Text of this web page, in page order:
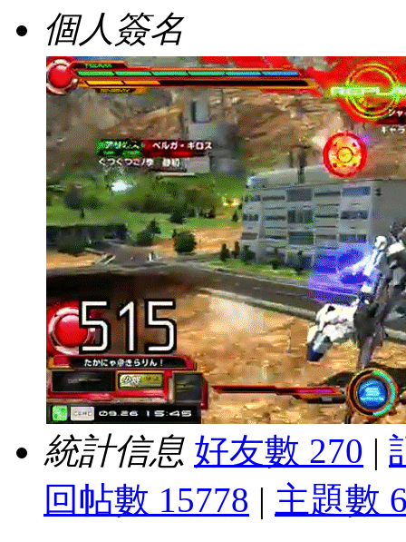
個人簽名
統計信息 好友數 270 |
回帖數 15778 | 主題數